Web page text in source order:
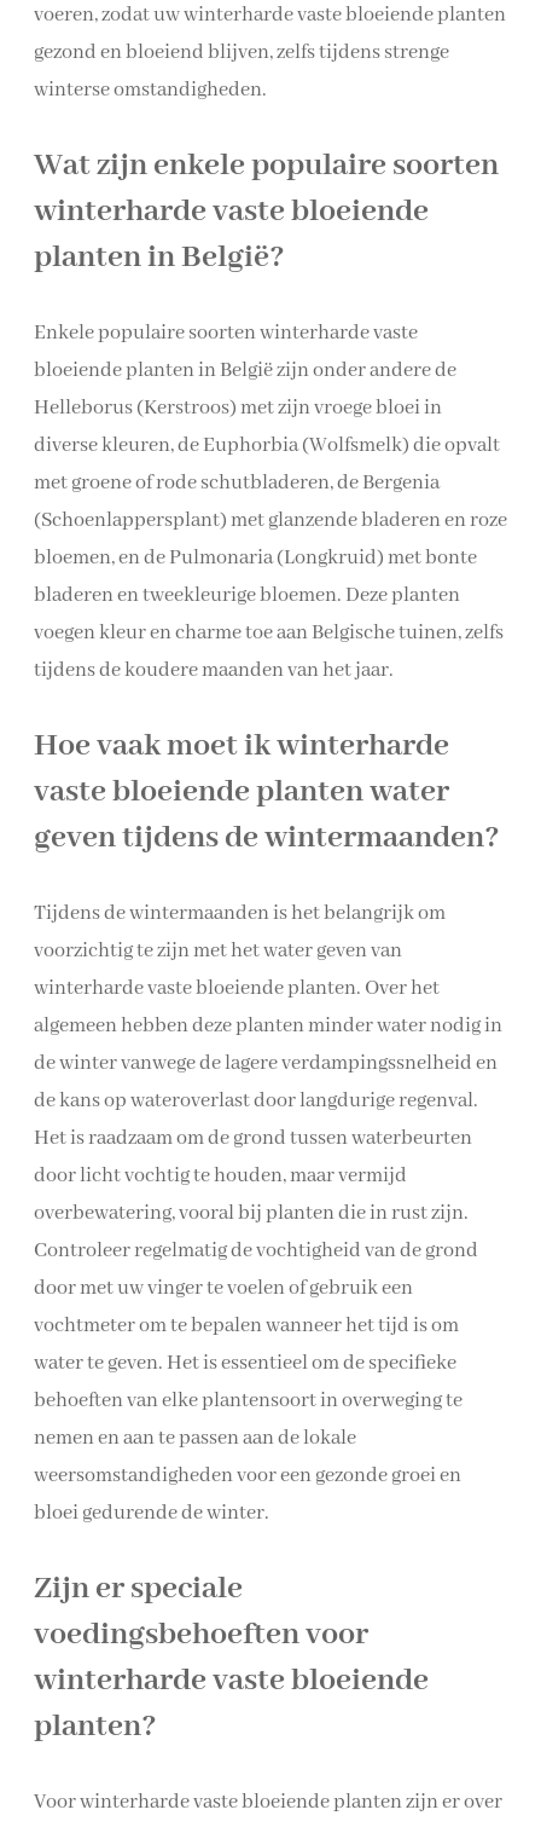
voeren, zodat uw winterharde vaste bloeiende planten
gezond en bloeiend blijven, zelfs tijdens strenge
winterse omstandigheden.
Wat zijn enkele populaire soorten
winterharde vaste bloeiende
planten in België?
Enkele populaire soorten winterharde vaste
bloeiende planten in België zijn onder andere de
Helleborus (Kerstroos) met zijn vroege bloei in
diverse kleuren, de Euphorbia (Wolfsmelk) die opvalt
met groene of rode schutbladeren, de Bergenia
(Schoenlappersplant) met glanzende bladeren en roze
bloemen, en de Pulmonaria (Longkruid) met bonte
bladeren en tweekleurige bloemen. Deze planten
voegen kleur en charme toe aan Belgische tuinen, zelfs
tijdens de koudere maanden van het jaar.
Hoe vaak moet ik winterharde
vaste bloeiende planten water
geven tijdens de wintermaanden?
Tijdens de wintermaanden is het belangrijk om
voorzichtig te zijn met het water geven van
winterharde vaste bloeiende planten. Over het
algemeen hebben deze planten minder water nodig in
de winter vanwege de lagere verdampingssnelheid en
de kans op wateroverlast door langdurige regenval.
Het is raadzaam om de grond tussen waterbeurten
door licht vochtig te houden, maar vermijd
overbewatering, vooral bij planten die in rust zijn.
Controleer regelmatig de vochtigheid van de grond
door met uw vinger te voelen of gebruik een
vochtmeter om te bepalen wanneer het tijd is om
water te geven. Het is essentieel om de specifieke
behoeften van elke plantensoort in overweging te
nemen en aan te passen aan de lokale
weersomstandigheden voor een gezonde groei en
bloei gedurende de winter.
Zijn er speciale
voedingsbehoeften voor
winterharde vaste bloeiende
planten?
Voor winterharde vaste bloeiende planten zijn er over